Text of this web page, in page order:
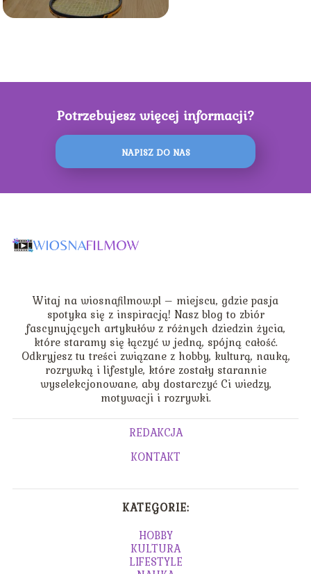
Potrzebujesz więcej informacji?
NAPISZ DO NAS
Witaj na wiosnafilmow.pl – miejscu, gdzie pasja
spotyka się z inspiracją! Nasz blog to zbiór
fascynujących artykułów z różnych dziedzin życia,
które staramy się łączyć w jedną, spójną całość.
Odkryjesz tu treści związane z hobby, kulturą, nauką,
rozrywką i lifestyle, które zostały starannie
wyselekcjonowane, aby dostarczyć Ci wiedzy,
motywacji i rozrywki.
REDAKCJA
KONTAKT
KATEGORIE:
HOBBY
KULTURA
LIFESTYLE